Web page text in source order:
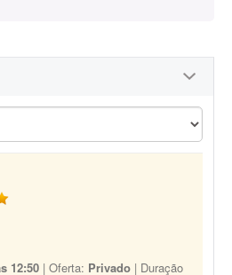
12:50 | Oferta: Privado | Duração